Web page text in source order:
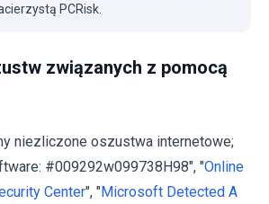
PCRisk.
związanych z pomocą
niezliczone oszustwa internetowe;
#009292w099738H98", "Online
Center", "Microsoft Detected A